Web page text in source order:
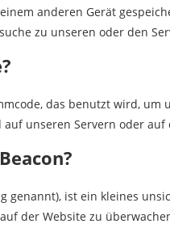
anderen Gerät
zu unseren oder den
das benutzt wird,
unseren Servern oder
genannt), ist ein kleines
der Website zu